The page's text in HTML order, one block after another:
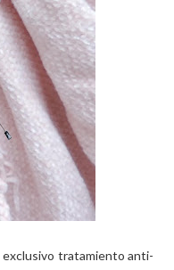
exclusivo tratamiento anti-